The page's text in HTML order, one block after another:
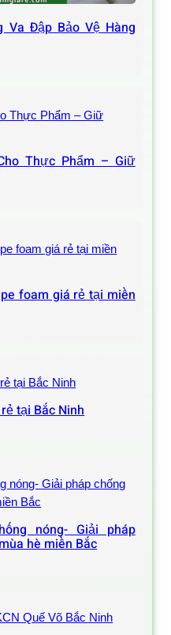
Va Đập Bảo Vệ Hàng
Thực Phẩm – Giữ
foam giá rẻ tại miền
tại Bắc Ninh
nóng- Giải pháp
hè miền Bắc